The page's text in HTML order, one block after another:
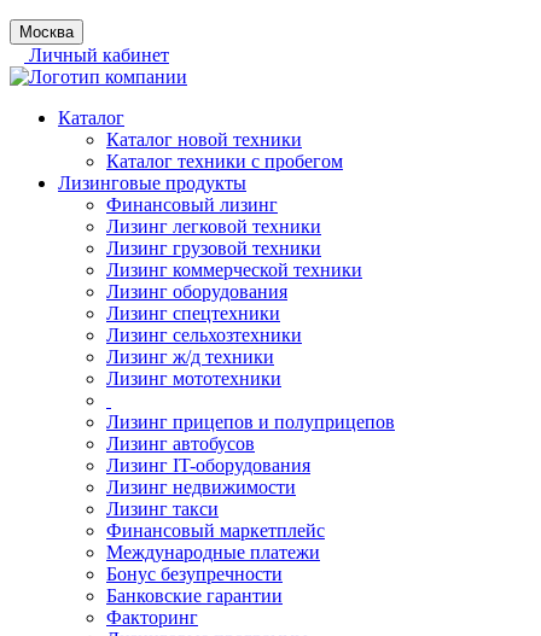
Москва
Личный кабинет
Каталог
Каталог новой техники
Каталог техники с пробегом
Лизинговые продукты
Финансовый лизинг
Лизинг легковой техники
Лизинг грузовой техники
Лизинг коммерческой техники
Лизинг оборудования
Лизинг спецтехники
Лизинг сельхозтехники
Лизинг ж/д техники
Лизинг мототехники
Лизинг прицепов и полуприцепов
Лизинг автобусов
Лизинг IT-оборудования
Лизинг недвижимости
Лизинг такси
Финансовый маркетплейс
Международные платежи
Бонус безупречности
Банковские гарантии
Факторинг